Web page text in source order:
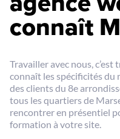
connaît
Travailler avec nous, c’est
connaît les spécificités du
des clients du 8e
tous les quartiers de
rencontrer en présentiel
formation à votre site.